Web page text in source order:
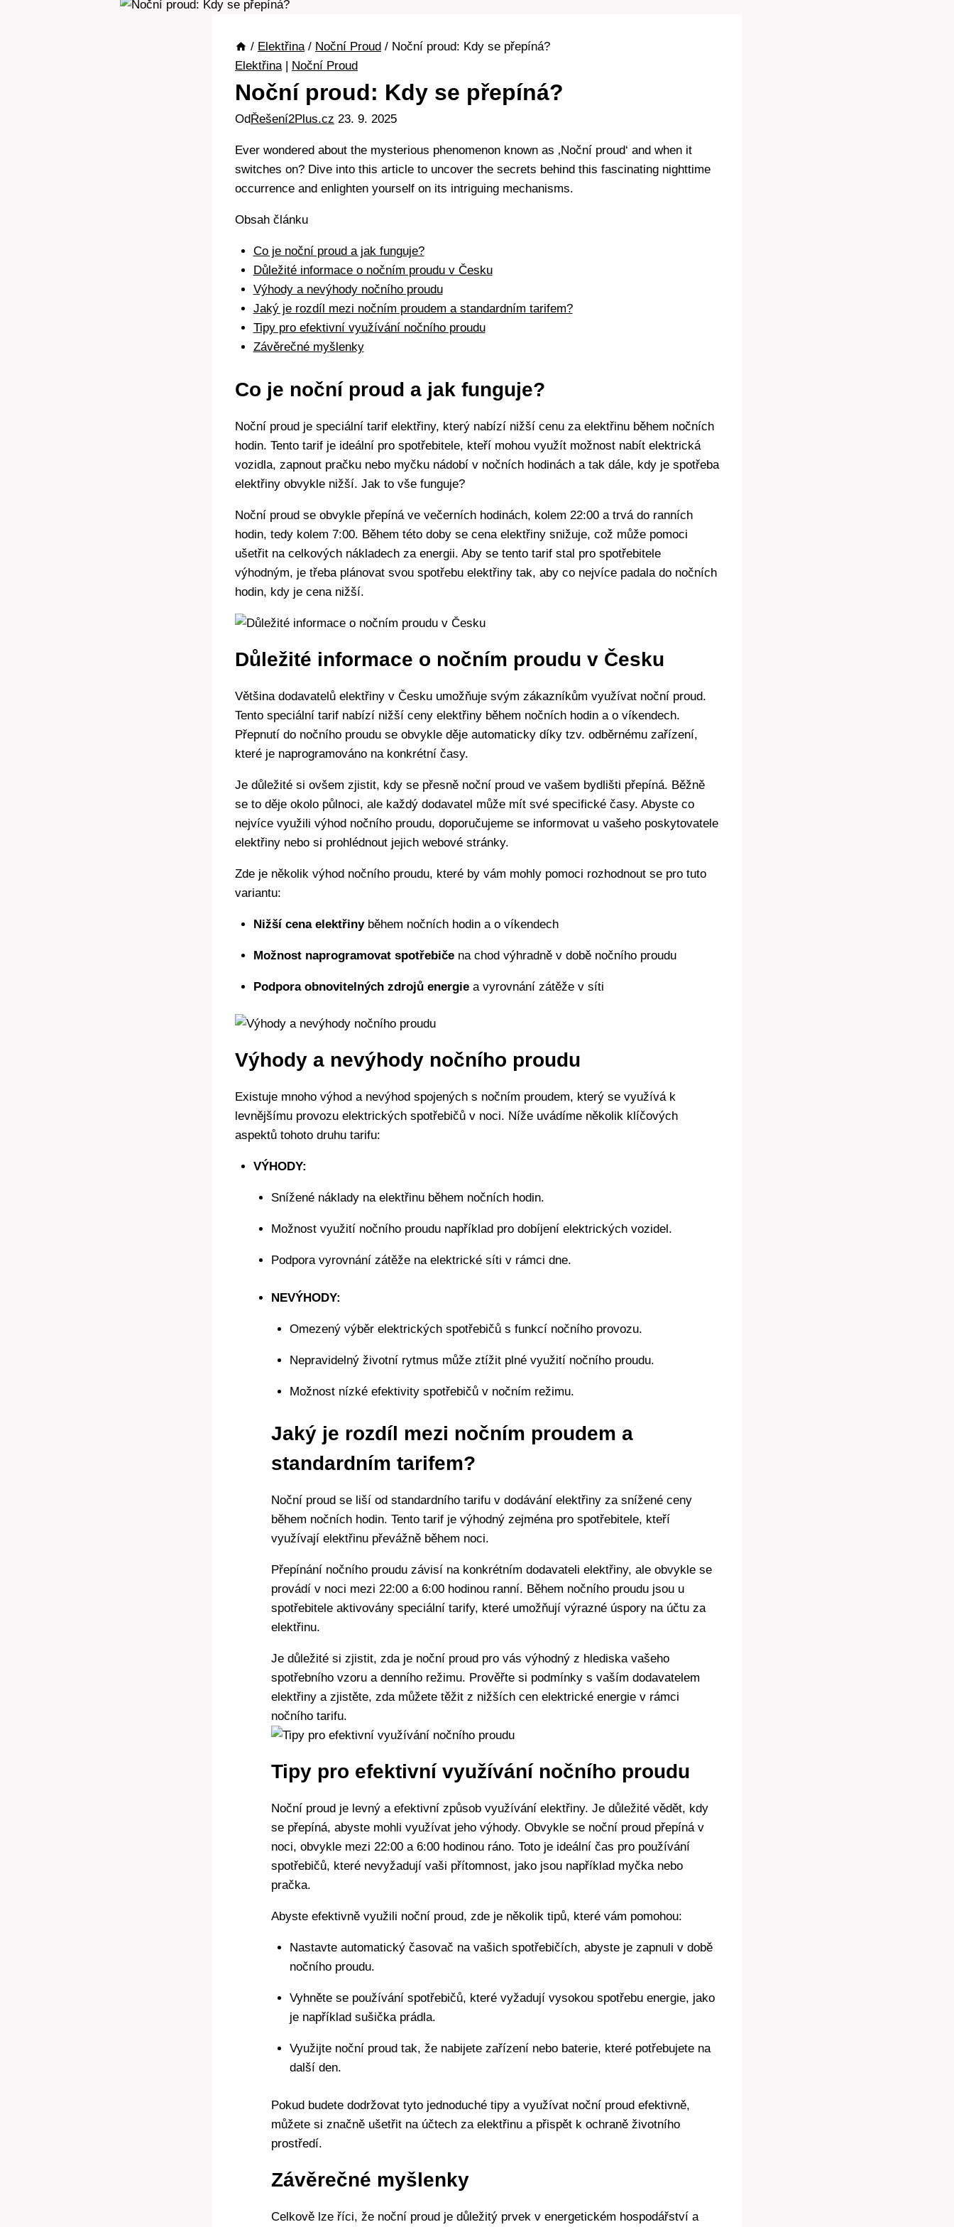
/ Elektřina / Noční Proud / Noční proud: Kdy se přepíná?
Elektřina| Noční Proud
Noční proud: Kdy se přepíná?
Od Řešení2Plus.cz 23. 9. 2025
Ever wondered about the mysterious phenomenon known as ‚Noční proud‘ and when it
switches on? Dive into this article to uncover the secrets behind this fascinating nighttime
occurrence and enlighten yourself on its intriguing mechanisms.
Obsah článku
Co je noční proud a jak funguje?
Důležité informace o nočním proudu v Česku
Výhody a nevýhody nočního proudu
Jaký je rozdíl mezi nočním proudem a standardním tarifem?
Tipy pro efektivní využívání nočního proudu
Závěrečné myšlenky
Co je noční proud a jak funguje?
Noční proud je speciální tarif elektřiny, který nabízí nižší cenu za elektřinu během nočních
hodin. Tento tarif je ideální pro spotřebitele, kteří mohou využít možnost nabít elektrická
vozidla, zapnout pračku nebo myčku nádobí v nočních hodinách a tak dále, kdy je spotřeba
elektřiny obvykle nižší. Jak to vše funguje?
Noční proud se obvykle přepíná ve večerních hodinách, kolem 22:00 a trvá do ranních
hodin, tedy kolem 7:00. Během této doby se cena elektřiny snižuje, což může pomoci
ušetřit na celkových nákladech za energii. Aby se tento tarif stal pro spotřebitele
výhodným, je třeba plánovat svou spotřebu elektřiny tak, aby co nejvíce padala do nočních
hodin, kdy je cena nižší.
Důležité informace o nočním proudu v Česku
Většina dodavatelů elektřiny v Česku umožňuje svým zákazníkům využívat noční proud.
Tento speciální tarif nabízí nižší ceny elektřiny během nočních hodin a o víkendech.
Přepnutí do nočního proudu se obvykle děje automaticky díky tzv. odběrnému zařízení,
které je naprogramováno na konkrétní časy.
Je důležité si ovšem zjistit, kdy se přesně noční proud ve vašem bydlišti přepíná. Běžně
se to děje okolo půlnoci, ale každý dodavatel může mít své specifické časy. Abyste co
nejvíce využili výhod nočního proudu, doporučujeme se informovat u vašeho poskytovatele
elektřiny nebo si prohlédnout jejich webové stránky.
Zde je několik výhod nočního proudu, které by vám mohly pomoci rozhodnout se pro tuto
variantu:
Nižší cena elektřinyběhem nočních hodin a o víkendech
Možnost naprogramovat spotřebičena chod výhradně v době nočního proudu
Podpora obnovitelných zdrojů energiea vyrovnání zátěže v síti
Výhody a nevýhody nočního proudu
Existuje mnoho výhod a nevýhod spojených s nočním proudem, který se využívá k
levnějšímu provozu elektrických spotřebičů v noci. Níže uvádíme několik klíčových
aspektů tohoto druhu tarifu:
VÝHODY:
Snížené náklady na elektřinu během nočních hodin.
Možnost využití nočního proudu například pro dobíjení elektrických vozidel.
Podpora vyrovnání zátěže na elektrické síti v rámci dne.
NEVÝHODY:
Omezený výběr elektrických spotřebičů s funkcí nočního provozu.
Nepravidelný životní rytmus může ztížit plné využití nočního proudu.
Možnost nízké efektivity spotřebičů v nočním režimu.
Jaký je rozdíl mezi nočním proudem a
standardním tarifem?
Noční proud se liší od standardního tarifu v dodávání elektřiny za snížené ceny
během nočních hodin. Tento tarif je výhodný zejména pro spotřebitele, kteří
využívají elektřinu převážně během noci.
Přepínání nočního proudu závisí na konkrétním dodavateli elektřiny, ale obvykle se
provádí v noci mezi 22:00 a 6:00 hodinou ranní. Během nočního proudu jsou u
spotřebitele aktivovány speciální tarify, které umožňují výrazné úspory na účtu za
elektřinu.
Je důležité si zjistit, zda je noční proud pro vás výhodný z hlediska vašeho
spotřebního vzoru a denního režimu. Prověřte si podmínky s vaším dodavatelem
elektřiny a zjistěte, zda můžete těžit z nižších cen elektrické energie v rámci
nočního tarifu.
Tipy pro efektivní využívání nočního proudu
Noční proud je levný a efektivní způsob využívání elektřiny. Je důležité vědět, kdy
se přepíná, abyste mohli využívat jeho výhody. Obvykle se noční proud přepíná v
noci, obvykle mezi 22:00 a 6:00 hodinou ráno. Toto je ideální čas pro používání
spotřebičů, které nevyžadují vaši přítomnost, jako jsou například myčka nebo
pračka.
Abyste efektivně využili noční proud, zde je několik tipů, které vám pomohou:
Nastavte automatický časovač na vašich spotřebičích, abyste je zapnuli v době
nočního proudu.
Vyhněte se používání spotřebičů, které vyžadují vysokou spotřebu energie, jako
je například sušička prádla.
Využijte noční proud tak, že nabijete zařízení nebo baterie, které potřebujete na
další den.
Pokud budete dodržovat tyto jednoduché tipy a využívat noční proud efektivně,
můžete si značně ušetřit na účtech za elektřinu a přispět k ochraně životního
prostředí.
Závěrečné myšlenky
Celkově lze říci, že noční proud je důležitý prvek v energetickém hospodářství a